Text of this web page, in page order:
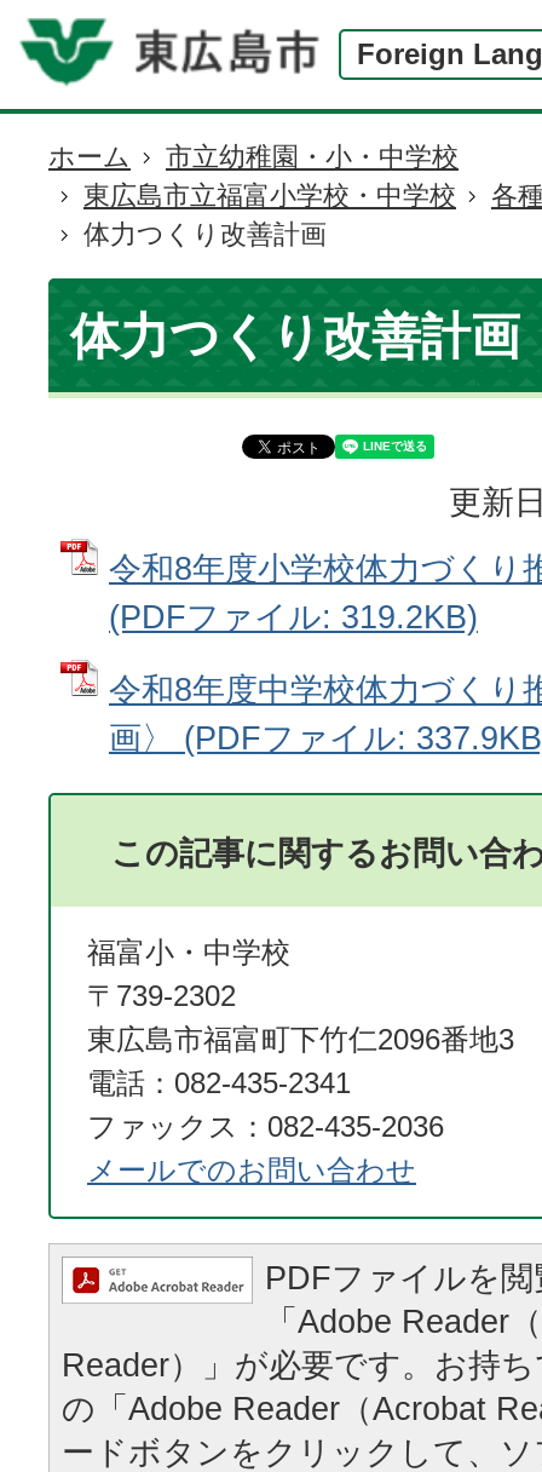
Foreign
現
在
の
位
ホーム
市立幼稚園・小・中学校
東広島市立福富小学校・中学校
各
体力つくり改善計画
体力つくり改善計画
更新
令和8年度小学校体力づくり
(PDFファイル: 319.2KB)
令和8年度中学校体力づくり
画〉 (PDFファイル:
この記事に関するお問い合
福富小・中学校
〒739-2302
東広島市福富町下竹仁2096番地3
電話：082-435-2341
ファックス：082-435-2036
メールでのお問い合わせ
PDFファイルを
「Adobe Reader
Reader）」が必要です。お持
の「Adobe Reader（Acrobat
ードボタンをクリックして、